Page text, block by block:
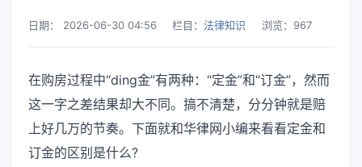
日期： 2026-06-30 04:56 栏目： 法律知识 浏览： 967
在购房过程中“ding金”有两种：“定金”和“订金”，然而
这一字之差结果却大不同。搞不清楚，分分钟就是赔
上好几万的节奏。下面就和华律网小编来看看定金和
订金的区别是什么?